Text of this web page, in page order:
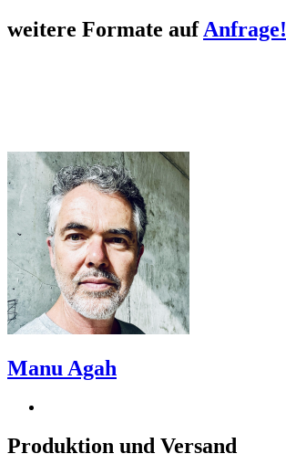
weitere Formate aufAnfrage!
Manu Agah
Produktion und Versand